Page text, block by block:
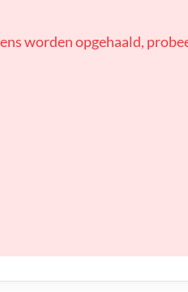
worden opgehaald,